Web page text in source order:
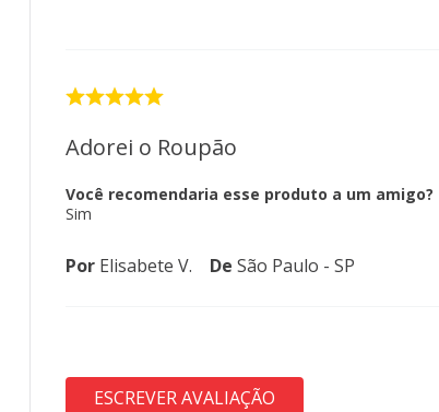
Adorei o Roupão
Você recomendaria esse produto a um amigo?
Sim
Por Elisabete V. De São Paulo - SP
ESCREVER AVALIAÇÃO